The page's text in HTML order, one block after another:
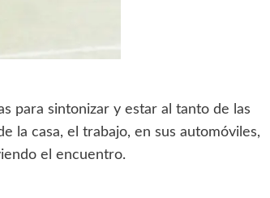
para sintonizar y estar al tanto de las
la casa, el trabajo, en sus automóviles,
el encuentro.